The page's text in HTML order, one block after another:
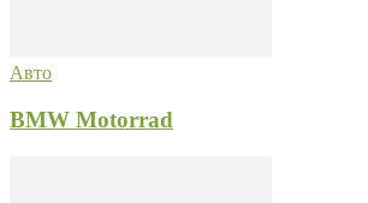
Авто
BMW Motorrad